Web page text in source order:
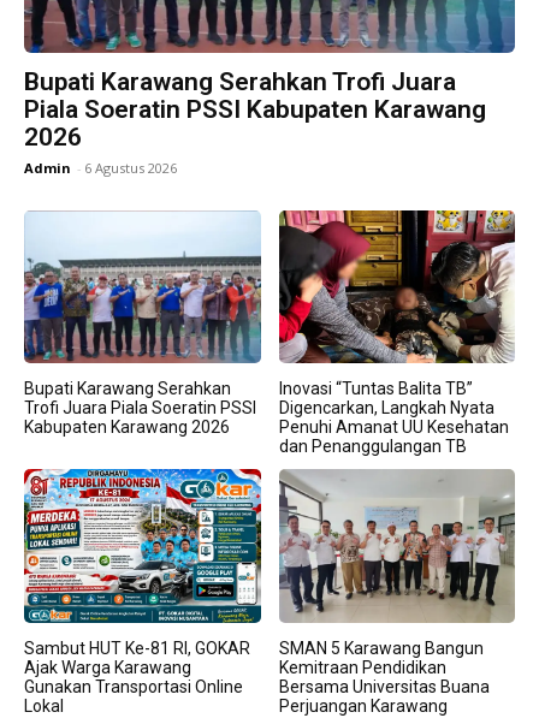
Bupati Karawang Serahkan Trofi Juara
Piala Soeratin PSSI Kabupaten Karawang
2026
Admin - 6 Agustus 2026
Bupati Karawang Serahkan
Trofi Juara Piala Soeratin PSSI
Kabupaten Karawang 2026
Inovasi “Tuntas Balita TB”
Digencarkan, Langkah Nyata
Penuhi Amanat UU Kesehatan
dan Penanggulangan TB
Sambut HUT Ke-81 RI, GOKAR
Ajak Warga Karawang
Gunakan Transportasi Online
Lokal
SMAN 5 Karawang Bangun
Kemitraan Pendidikan
Bersama Universitas Buana
Perjuangan Karawang